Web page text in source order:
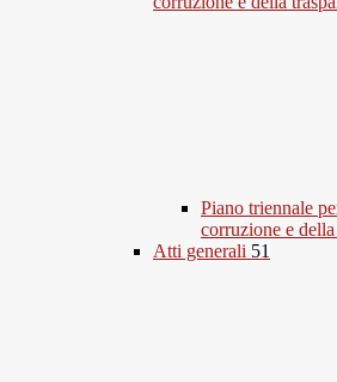
Piano triennale
corruzione e
Atti generali 51